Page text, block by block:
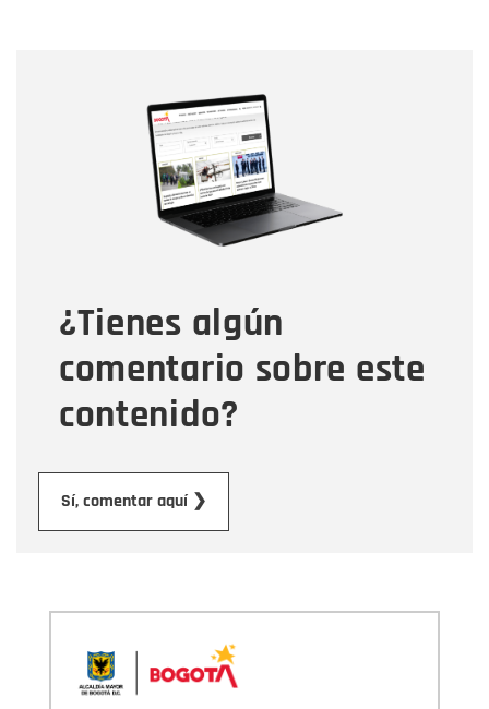
¿Tienes algún
comentario sobre este
contenido?
Sí, comentar aquí ❯
Correo electrónico
Tipo de comentario
Mensaje